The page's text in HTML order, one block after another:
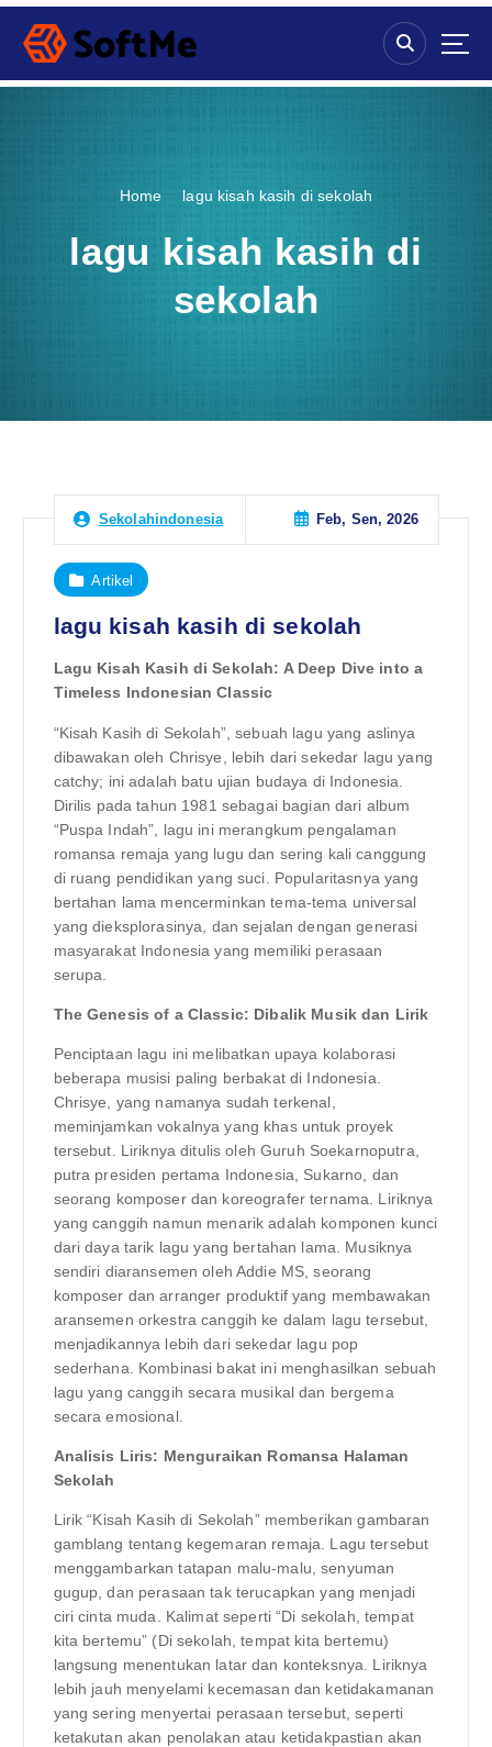
S
p
Home lagu kisah kasih di sekolah
lagu kisah kasih di
sekolah
Sekolahindonesia Feb, Sen, 2026
Artikel
lagu kisah kasih di sekolah
Lagu Kisah Kasih di Sekolah: A Deep Dive into a
Timeless Indonesian Classic
“Kisah Kasih di Sekolah”, sebuah lagu yang aslinya
dibawakan oleh Chrisye, lebih dari sekedar lagu yang
catchy; ini adalah batu ujian budaya di Indonesia.
Dirilis pada tahun 1981 sebagai bagian dari album
“Puspa Indah”, lagu ini merangkum pengalaman
romansa remaja yang lugu dan sering kali canggung
di ruang pendidikan yang suci. Popularitasnya yang
bertahan lama mencerminkan tema-tema universal
yang dieksplorasinya, dan sejalan dengan generasi
masyarakat Indonesia yang memiliki perasaan
serupa.
The Genesis of a Classic: Dibalik Musik dan Lirik
Penciptaan lagu ini melibatkan upaya kolaborasi
beberapa musisi paling berbakat di Indonesia.
Chrisye, yang namanya sudah terkenal,
meminjamkan vokalnya yang khas untuk proyek
tersebut. Liriknya ditulis oleh Guruh Soekarnoputra,
putra presiden pertama Indonesia, Sukarno, dan
seorang komposer dan koreografer ternama. Liriknya
yang canggih namun menarik adalah komponen kunci
dari daya tarik lagu yang bertahan lama. Musiknya
sendiri diaransemen oleh Addie MS, seorang
komposer dan arranger produktif yang membawakan
aransemen orkestra canggih ke dalam lagu tersebut,
menjadikannya lebih dari sekedar lagu pop
sederhana. Kombinasi bakat ini menghasilkan sebuah
lagu yang canggih secara musikal dan bergema
secara emosional.
Analisis Liris: Menguraikan Romansa Halaman
Sekolah
Lirik “Kisah Kasih di Sekolah” memberikan gambaran
gamblang tentang kegemaran remaja. Lagu tersebut
menggambarkan tatapan malu-malu, senyuman
gugup, dan perasaan tak terucapkan yang menjadi
ciri cinta muda. Kalimat seperti “Di sekolah, tempat
kita bertemu” (Di sekolah, tempat kita bertemu)
langsung menentukan latar dan konteksnya. Liriknya
lebih jauh menyelami kecemasan dan ketidakamanan
yang sering menyertai perasaan tersebut, seperti
ketakutan akan penolakan atau ketidakpastian akan